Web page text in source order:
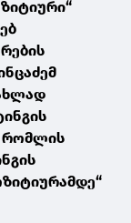
რომლის